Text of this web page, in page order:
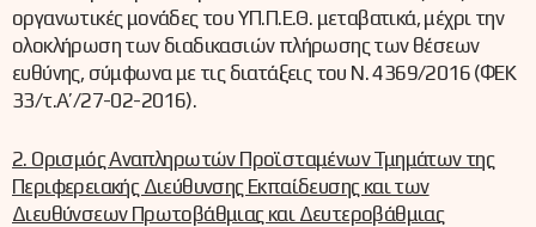
οργανωτικές μονάδες του ΥΠ.Π.Ε.Θ. μεταβατικά, μέχρι την
ολοκλήρωση των διαδικασιών πλήρωσης των θέσεων
ευθύνης, σύμφωνα με τις διατάξεις του Ν. 4369/2016 (ΦΕΚ
33/τ.Α’/27-02-2016).
2. Ορισμός Αναπληρωτών Προϊσταμένων Τμημάτων της
Περιφερειακής Διεύθυνσης Εκπαίδευσης και των
Διευθύνσεων Πρωτοβάθμιας και Δευτεροβάθμιας